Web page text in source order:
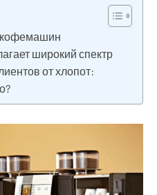
широкий спектр
от хлопот: